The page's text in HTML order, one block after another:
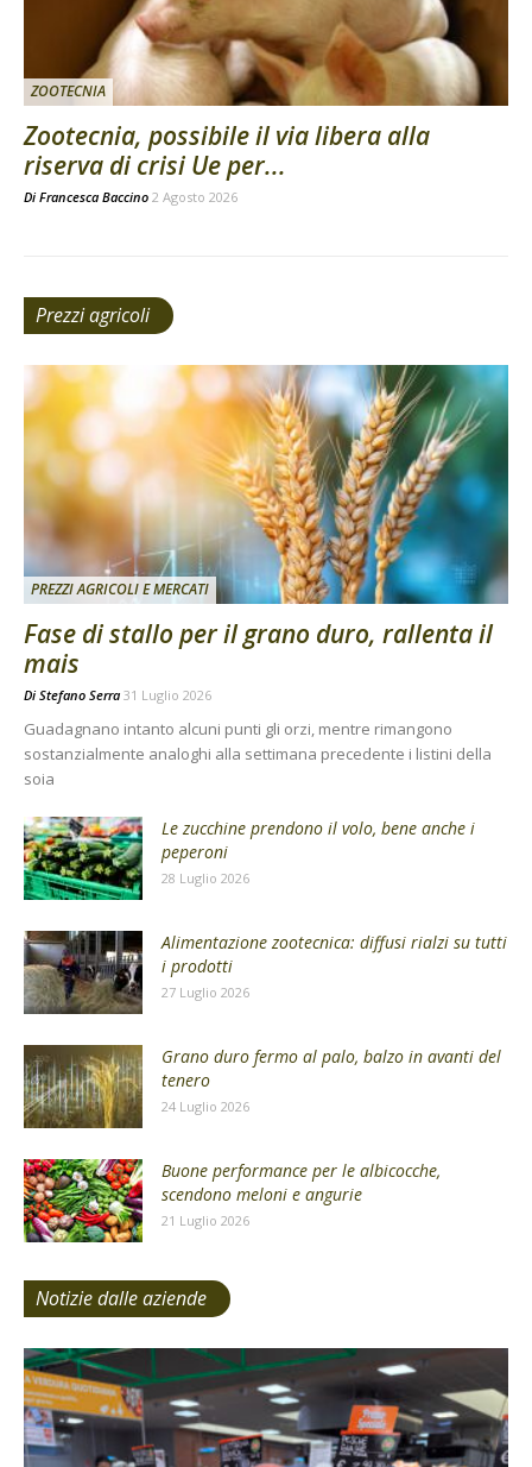
ZOOTECNIA
Zootecnia, possibile il via libera alla
riserva di crisi Ue per...
Di Francesca Baccino 2 Agosto 2026
Prezzi agricoli
PREZZI AGRICOLI E MERCATI
Fase di stallo per il grano duro, rallenta il
mais
Di Stefano Serra 31 Luglio 2026
Guadagnano intanto alcuni punti gli orzi, mentre rimangono
sostanzialmente analoghi alla settimana precedente i listini della
soia
Le zucchine prendono il volo, bene anche i
peperoni
28 Luglio 2026
Alimentazione zootecnica: diffusi rialzi su tutti
i prodotti
27 Luglio 2026
Grano duro fermo al palo, balzo in avanti del
tenero
24 Luglio 2026
Buone performance per le albicocche,
scendono meloni e angurie
21 Luglio 2026
Notizie dalle aziende